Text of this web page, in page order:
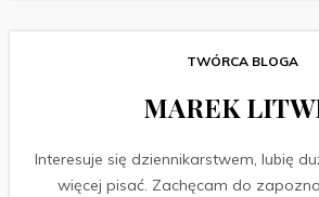
TWÓRCA BLOGA
MAREK
Interesuje się dziennikarstwem, lubię
więcej pisać. Zachęcam do